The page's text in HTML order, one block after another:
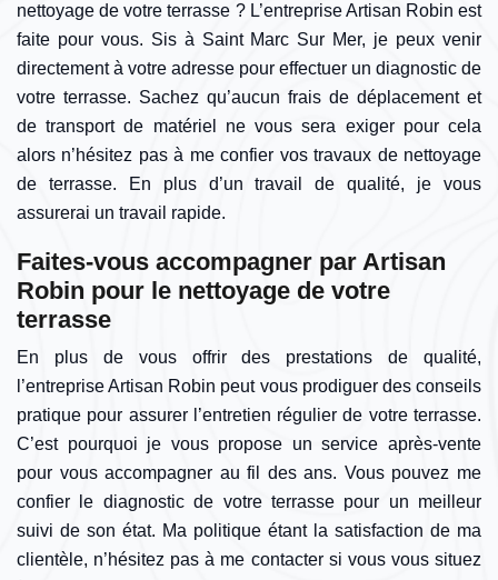
nettoyage de votre terrasse ? L’entreprise Artisan Robin est
faite pour vous. Sis à Saint Marc Sur Mer, je peux venir
directement à votre adresse pour effectuer un diagnostic de
votre terrasse. Sachez qu’aucun frais de déplacement et
de transport de matériel ne vous sera exiger pour cela
alors n’hésitez pas à me confier vos travaux de nettoyage
de terrasse. En plus d’un travail de qualité, je vous
assurerai un travail rapide.
Faites-vous accompagner par Artisan
Robin pour le nettoyage de votre
terrasse
En plus de vous offrir des prestations de qualité,
l’entreprise Artisan Robin peut vous prodiguer des conseils
pratique pour assurer l’entretien régulier de votre terrasse.
C’est pourquoi je vous propose un service après-vente
pour vous accompagner au fil des ans. Vous pouvez me
confier le diagnostic de votre terrasse pour un meilleur
suivi de son état. Ma politique étant la satisfaction de ma
clientèle, n’hésitez pas à me contacter si vous vous situez